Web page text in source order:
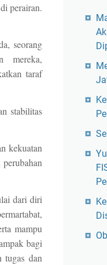
perairan.
seorang
mereka,
taraf
stabilitas
kekuatan
dari diri
mampu
bagi
tugas dan